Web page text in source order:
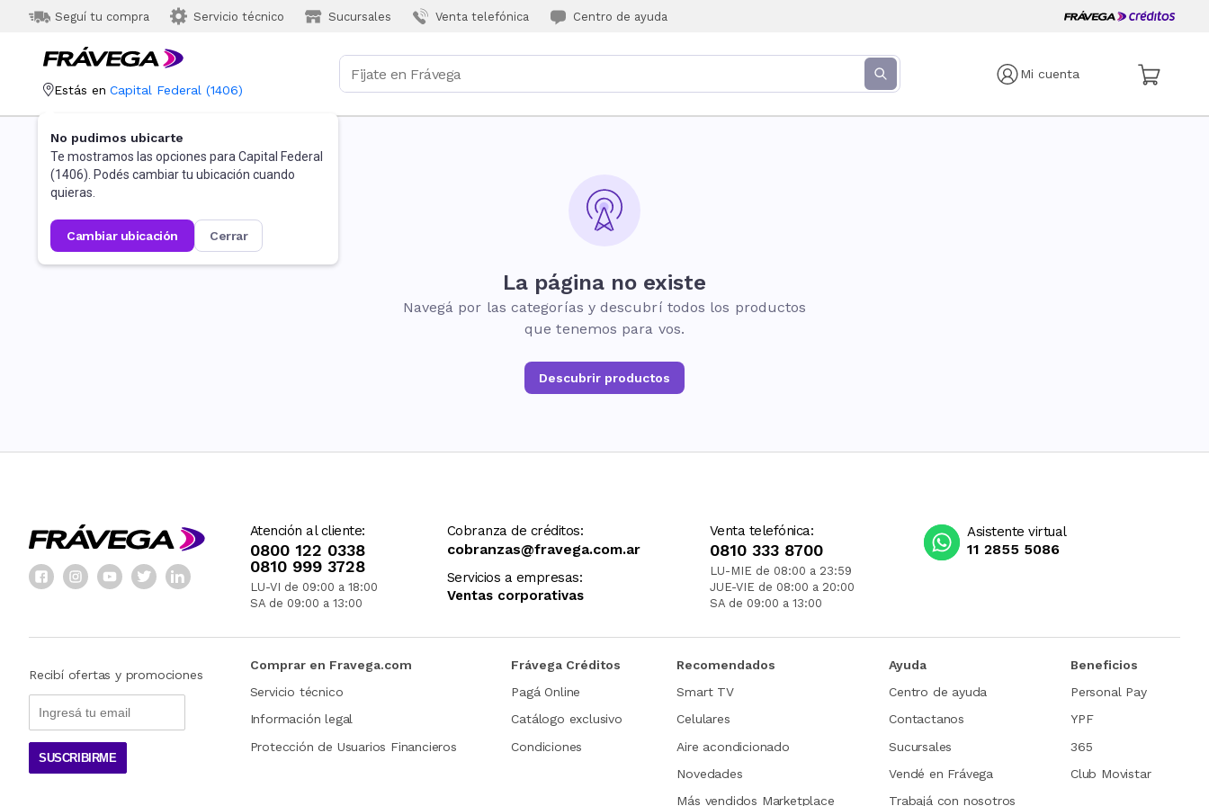
Seguí tu compra Servicio técnico Sucursales Venta telefónica Centro de ayuda
Mi cuenta
Estás en Capital Federal (1406)
No pudimos ubicarte
Te mostramos las opciones para Capital Federal
(1406). Podés cambiar tu ubicación cuando
quieras.
cambiar ubicación cerrar
La página no existe
Navegá por las categorías y descubrí todos los productos
que tenemos para vos.
Descubrir productos
Atención al cliente:
0800 122 0338
0810 999 3728
LU-VI de 09:00 a 18:00
SA de 09:00 a 13:00
Cobranza de créditos:
cobranzas@fravega.com.ar
Servicios a empresas:
Ventas corporativas
Venta telefónica:
0810 333 8700
LU-MIE de 08:00 a 23:59
JUE-VIE de 08:00 a 20:00
SA de 09:00 a 13:00
Asistente virtual
11 2855 5086
Recibí ofertas y promociones
SUSCRIBIRME
Comprar en Fravega.com
Servicio técnico
Información legal
Protección de Usuarios Financieros
Frávega Créditos
Pagá Online
Catálogo exclusivo
Condiciones
Recomendados
Smart TV
Celulares
Aire acondicionado
Novedades
Más vendidos Marketplace
Ayuda
Centro de ayuda
Contactanos
Sucursales
Vendé en Frávega
Trabajá con nosotros
Beneficios
Personal Pay
YPF
365
Club Movistar